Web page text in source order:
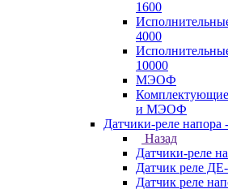
1600
4000
10000
МЭОФ
и МЭОФ
Датчики-реле напора
Назад
Датчики-реле
Датчик реле
Датчик реле